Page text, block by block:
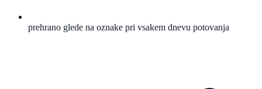
prehrano glede na oznake pri vsakem dnevu potovanja